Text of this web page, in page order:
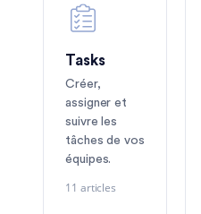
Tasks
Créer,
assigner et
suivre les
tâches de vos
équipes.
11 articles